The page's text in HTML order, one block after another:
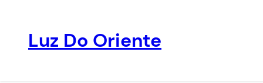
Luz Do Oriente